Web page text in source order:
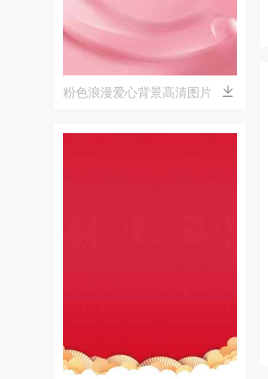
粉色浪漫爱心背景高清图片